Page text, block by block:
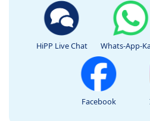
HiPP Live Chat Whats-App-
Facebook